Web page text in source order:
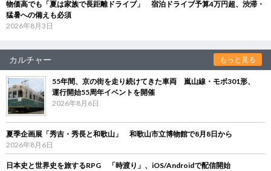
物価高でも「夏は家族で長距離ドライブ」 宿泊ドライブ予算4万円超、渋滞・
猛暑への備えも必須
2026年8月3日
カルチャー もっと見る
55年間、京の街を走り続けてきた車両 嵐山線・モボ301形、
運行開始55周年イベントを開催
2026年8月6日
夏季企画展「秀吉・秀長と和歌山」 和歌山市立博物館で8月8日から
2026年8月6日
日本史と世界史を旅するRPG 「時渡り」、iOS/Androidで配信開始